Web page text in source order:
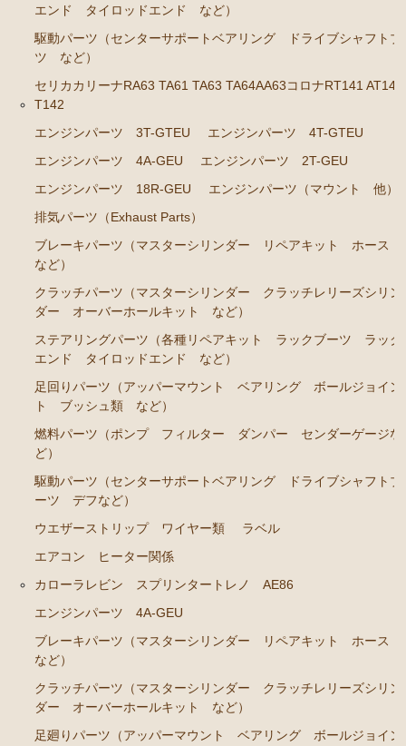
エンド タイロッドエンド など）
駆動パーツ（センターサポートベアリング ドライブシャフトブ
ツ など）
セリカカリーナRA63 TA61 TA63 TA64AA63コロナRT141
T142
エンジンパーツ 3T-GTEU
エンジンパーツ 4T-GTEU
エンジンパーツ 4A-GEU
エンジンパーツ 2T-GEU
エンジンパーツ 18R-GEU
エンジンパーツ（マウント 他）
排気パーツ（Exhaust Parts）
ブレーキパーツ（マスターシリンダー リペアキット ホース
など）
クラッチパーツ（マスターシリンダー クラッチレリーズシリン
ダー オーバーホールキット など）
ステアリングパーツ（各種リペアキット ラックブーツ ラック
エンド タイロッドエンド など）
足回りパーツ（アッパーマウント ベアリング ボールジョイン
ト ブッシュ類 など）
燃料パーツ（ポンプ フィルター ダンパー センダーゲージな
ど）
駆動パーツ（センターサポートベアリング ドライブシャフトブ
ーツ デフなど）
ウエザーストリップ ワイヤー類
ラベル
エアコン ヒーター関係
カローラレビン スプリンタートレノ AE86
エンジンパーツ 4A-GEU
ブレーキパーツ（マスターシリンダー リペアキット ホース
など）
クラッチパーツ（マスターシリンダー クラッチレリーズシリン
ダー オーバーホールキット など）
足廻りパーツ（アッパーマウント ベアリング ボールジョイン